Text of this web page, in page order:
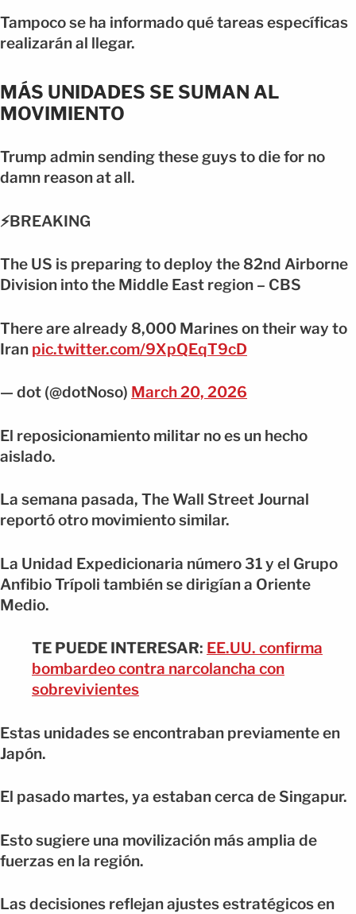
Tampoco se ha informado qué tareas específicas
realizarán al llegar.
MÁS UNIDADES SE SUMAN AL
MOVIMIENTO
Trump admin sending these guys to die for no
damn reason at all.
⚡️BREAKING
The US is preparing to deploy the 82nd Airborne
Division into the Middle East region – CBS
There are already 8,000 Marines on their way to
Iran pic.twitter.com/9XpQEqT9cD
— dot (@dotNoso) March 20, 2026
El reposicionamiento militar no es un hecho
aislado.
La semana pasada, The Wall Street Journal
reportó otro movimiento similar.
La Unidad Expedicionaria número 31 y el Grupo
Anfibio Trípoli también se dirigían a Oriente
Medio.
TE PUEDE INTERESAR: EE.UU. confirma
bombardeo contra narcolancha con
sobrevivientes
Estas unidades se encontraban previamente en
Japón.
El pasado martes, ya estaban cerca de Singapur.
Esto sugiere una movilización más amplia de
fuerzas en la región.
Las decisiones reflejan ajustes estratégicos en